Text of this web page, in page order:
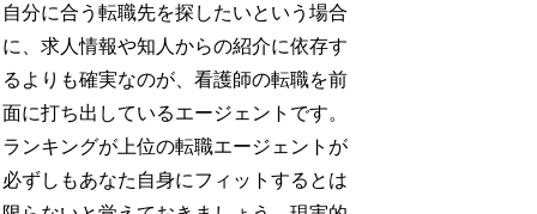
自分に合う転職先を探したいという場合
に、求人情報や知人からの紹介に依存す
るよりも確実なのが、看護師の転職を前
面に打ち出しているエージェントです。
ランキングが上位の転職エージェントが
必ずしもあなた自身にフィットするとは